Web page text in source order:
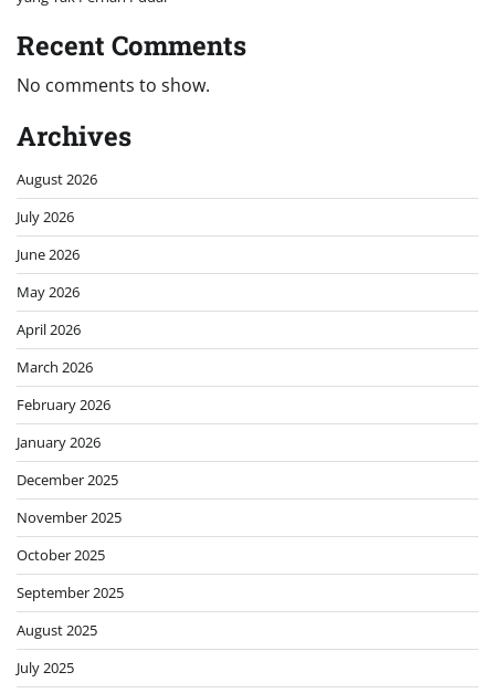
Recent Comments
No comments to show.
Archives
August 2026
July 2026
June 2026
May 2026
April 2026
March 2026
February 2026
January 2026
December 2025
November 2025
October 2025
September 2025
August 2025
July 2025